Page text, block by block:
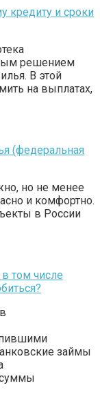
кредиту и сроки
решением
В этой
на выплатах,
(федеральная
но не менее
и комфортно.
в России
в том числе
займы